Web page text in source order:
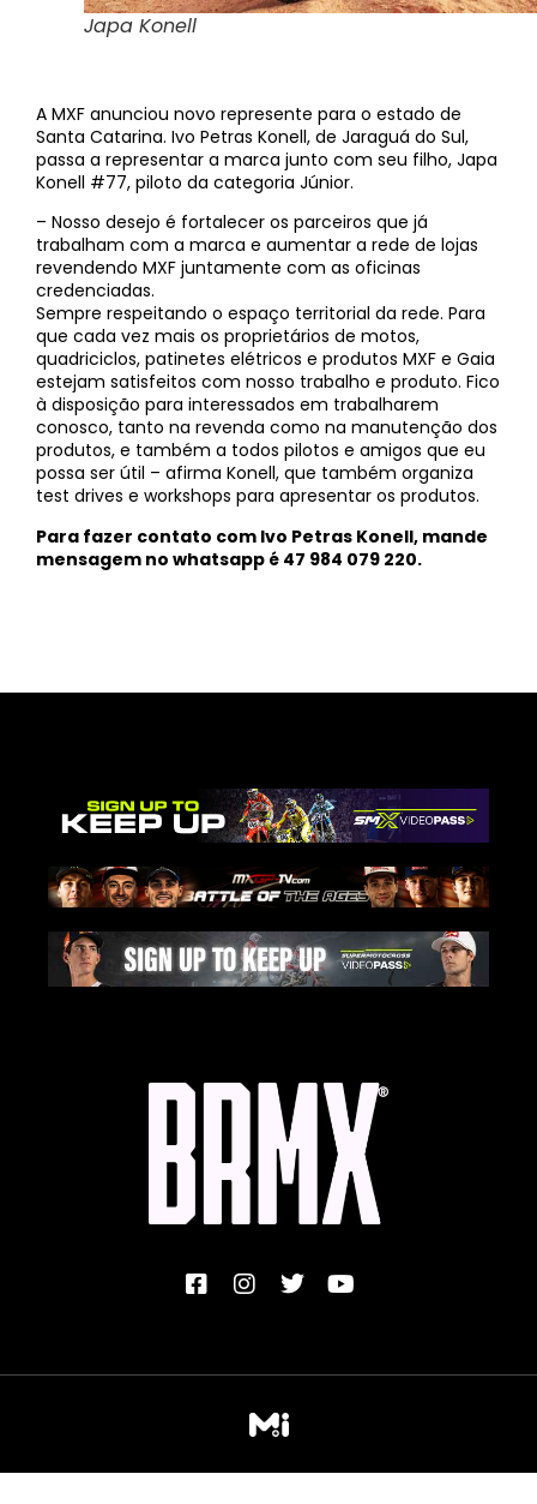
Japa Konell
A MXF anunciou novo represente para o estado de
Santa Catarina. Ivo Petras Konell, de Jaraguá do Sul,
passa a representar a marca junto com seu filho, Japa
Konell #77, piloto da categoria Júnior.
– Nosso desejo é fortalecer os parceiros que já
trabalham com a marca e aumentar a rede de lojas
revendendo MXF juntamente com as oficinas
credenciadas.
Sempre respeitando o espaço territorial da rede. Para
que cada vez mais os proprietários de motos,
quadriciclos, patinetes elétricos e produtos MXF e Gaia
estejam satisfeitos com nosso trabalho e produto. Fico
à disposição para interessados em trabalharem
conosco, tanto na revenda como na manutenção dos
produtos, e também a todos pilotos e amigos que eu
possa ser útil – afirma Konell, que também organiza
test drives e workshops para apresentar os produtos.
Para fazer contato com Ivo Petras Konell, mande
mensagem no whatsapp é 47 984 079 220.